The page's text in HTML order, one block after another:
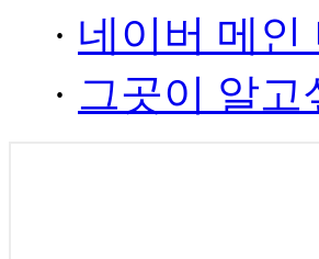
· 네이버 메
· 그곳이 알